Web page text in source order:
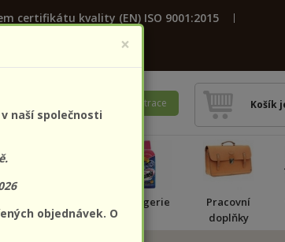
certifikátu kvality (EN) ISO 9001:2015
Registrace Košík
sluchu
Drogerie
Pracovní
doplňky
×
v naší společnosti
objednávek. O